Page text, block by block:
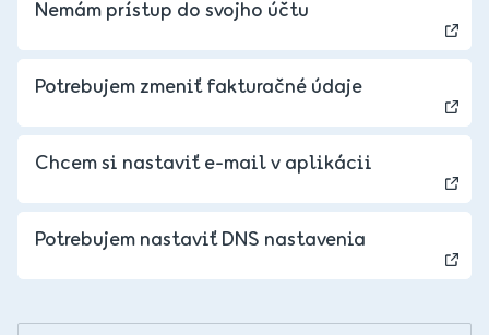
Nemám prístup do svojho účtu
Potrebujem zmeniť fakturačné údaje
Chcem si nastaviť e-mail v aplikácii
Potrebujem nastaviť DNS nastavenia